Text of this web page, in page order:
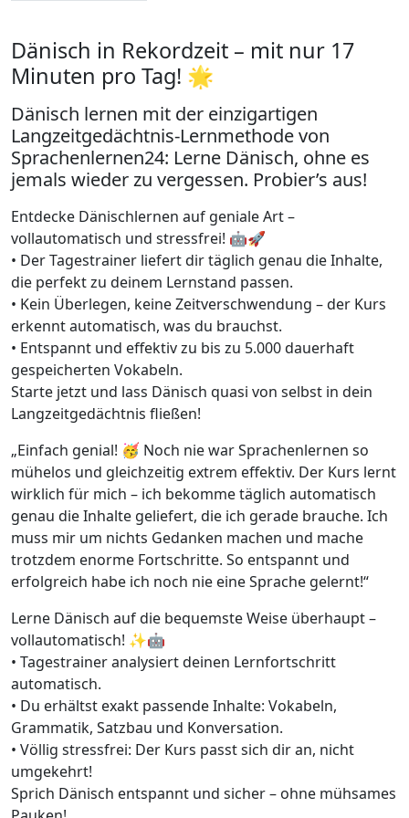
Dänisch in Rekordzeit – mit nur 17
Minuten pro Tag! 🌟
Dänisch lernen mit der einzigartigen
Langzeitgedächtnis-Lernmethode von
Sprachenlernen24: Lerne Dänisch, ohne es
jemals wieder zu vergessen. Probier’s aus!
Entdecke Dänischlernen auf geniale Art –
vollautomatisch und stressfrei! 🤖🚀
• Der Tagestrainer liefert dir täglich genau die Inhalte,
die perfekt zu deinem Lernstand passen.
• Kein Überlegen, keine Zeitverschwendung – der Kurs
erkennt automatisch, was du brauchst.
• Entspannt und effektiv zu bis zu 5.000 dauerhaft
gespeicherten Vokabeln.
Starte jetzt und lass Dänisch quasi von selbst in dein
Langzeitgedächtnis fließen!
„Einfach genial! 🥳 Noch nie war Sprachenlernen so
mühelos und gleichzeitig extrem effektiv. Der Kurs lernt
wirklich für mich – ich bekomme täglich automatisch
genau die Inhalte geliefert, die ich gerade brauche. Ich
muss mir um nichts Gedanken machen und mache
trotzdem enorme Fortschritte. So entspannt und
erfolgreich habe ich noch nie eine Sprache gelernt!“
Lerne Dänisch auf die bequemste Weise überhaupt –
vollautomatisch! ✨🤖
• Tagestrainer analysiert deinen Lernfortschritt
automatisch.
• Du erhältst exakt passende Inhalte: Vokabeln,
Grammatik, Satzbau und Konversation.
• Völlig stressfrei: Der Kurs passt sich dir an, nicht
umgekehrt!
Sprich Dänisch entspannt und sicher – ohne mühsames